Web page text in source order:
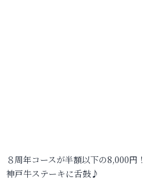
８周年コースが半額以下の8,000円！
神戸牛ステーキに舌鼓♪